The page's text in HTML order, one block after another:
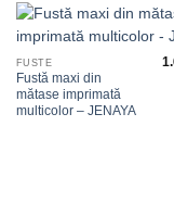
FUSTE
Fustă maxi din
mătase imprimată
multicolor – JENAYA